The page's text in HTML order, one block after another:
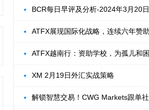
BCR每日早评及分析-2024年3月20日
XM 2月19日外汇实战策略